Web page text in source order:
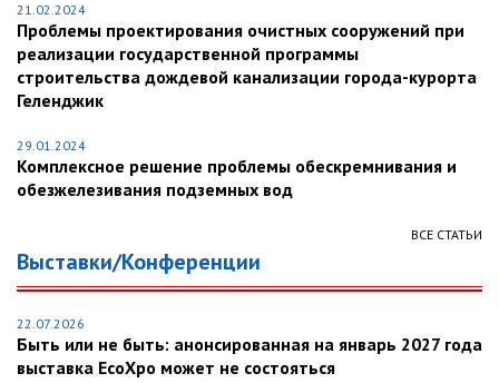
21.02.2024
Проблемы проектирования очистных сооружений при
реализации государственной программы
строительства дождевой канализации города-курорта
Геленджик
29.01.2024
Комплексное решение проблемы обескремнивания и
обезжелезивания подземных вод
ВСЕ СТАТЬИ
Выставки/Конференции
22.07.2026
Быть или не быть: анонсированная на январь 2027 года
выставка EcoXpo может не состояться